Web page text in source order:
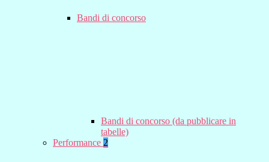
Bandi di concorso
Bandi di concorso (da pubblicare in
tabelle)
Performance 2